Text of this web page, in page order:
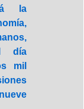
la
día
mil